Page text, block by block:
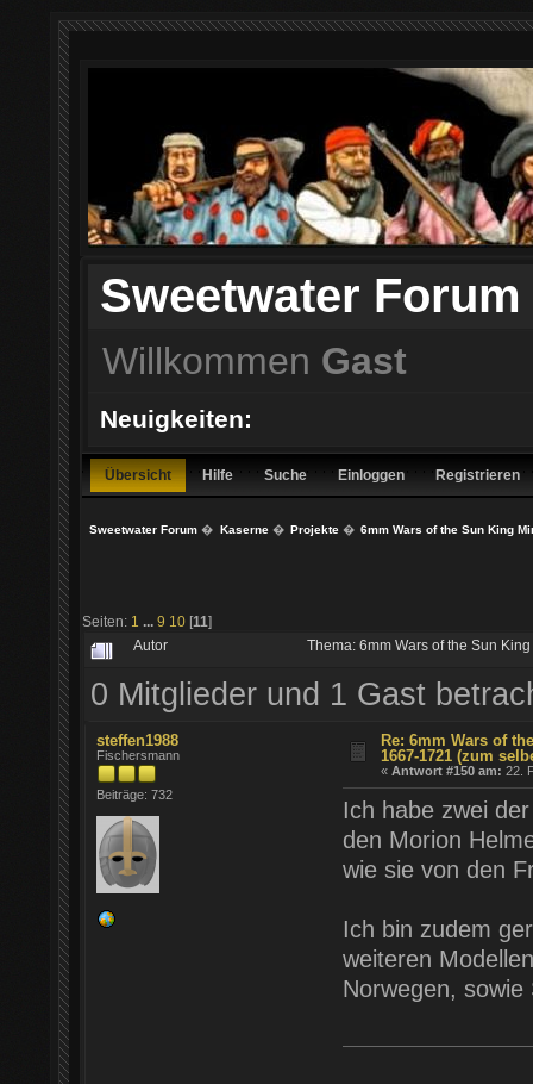
Sweetwater Forum
Willkommen Gast
Neuigkeiten:
Übersicht Hilfe Suche Einloggen Registrieren
Sweetwater Forum � Kaserne� Projekte� 6mm Wars of the Sun King
Seiten: 1 ... 9 10 [11]
Autor Thema: 6mm Wars of the Sun
0 Mitglieder und 1 Gast
steffen1988
Fischersmann
Beiträge: 732
Re: 6mm Wars of
1667-1721 (zum
«Antwort #150 am: 22.
Ich habe zwei
den Morion
wie sie von den
Ich bin zudem
weiteren
Norwegen,